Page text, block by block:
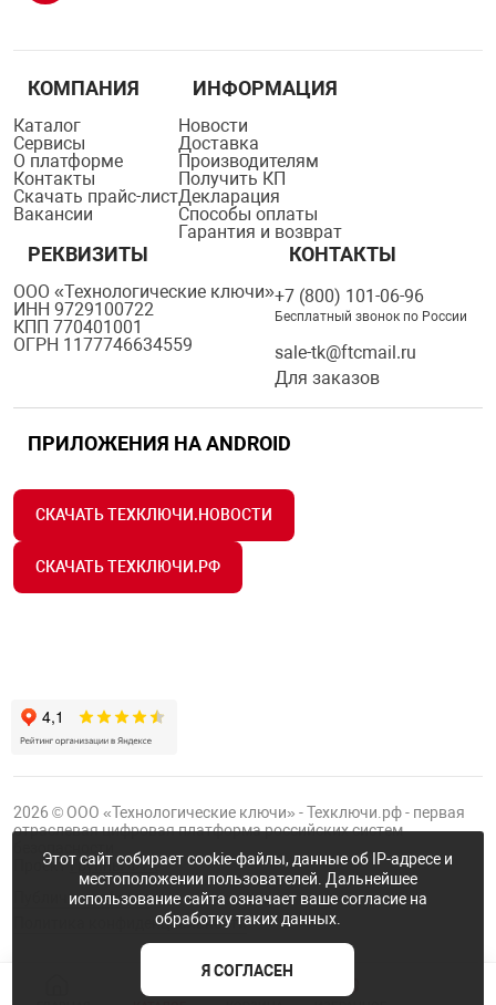
КОМПАНИЯ
Каталог
Сервисы
О платформе
Контакты
Скачать прайс-лист
Вакансии
ИНФОРМАЦИЯ
Новости
Доставка
Производителям
Получить КП
Декларация
Способы оплаты
Гарантия и возврат
РЕКВИЗИТЫ
ООО «Технологические ключи»
ИНН 9729100722
КПП 770401001
ОГРН 1177746634559
КОНТАКТЫ
+7 (800) 101-06-96
Бесплатный звонок по России
sale-tk@ftcmail.ru
Для заказов
ПРИЛОЖЕНИЯ НА ANDROID
СКАЧАТЬ ТЕХКЛЮЧИ.НОВОСТИ
СКАЧАТЬ ТЕХКЛЮЧИ.РФ
2026 © ООО «Технологические ключи» - Техключи.рф - первая
отраслевая цифровая платформа российских систем
ПроектГруппы ФТК
Публичная оферта
Политика конфиденциальности
Этот сайт собирает cookie-файлы, данные об IP-адресе и
местоположении пользователей. Дальнейшее
использование сайта означает ваше согласие на
обработку таких данных.
Я СОГЛАСЕН